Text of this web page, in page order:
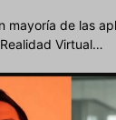
mayoría de las
Virtual…